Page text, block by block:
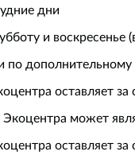
дни
и
по
оставляет
может
оставляет за